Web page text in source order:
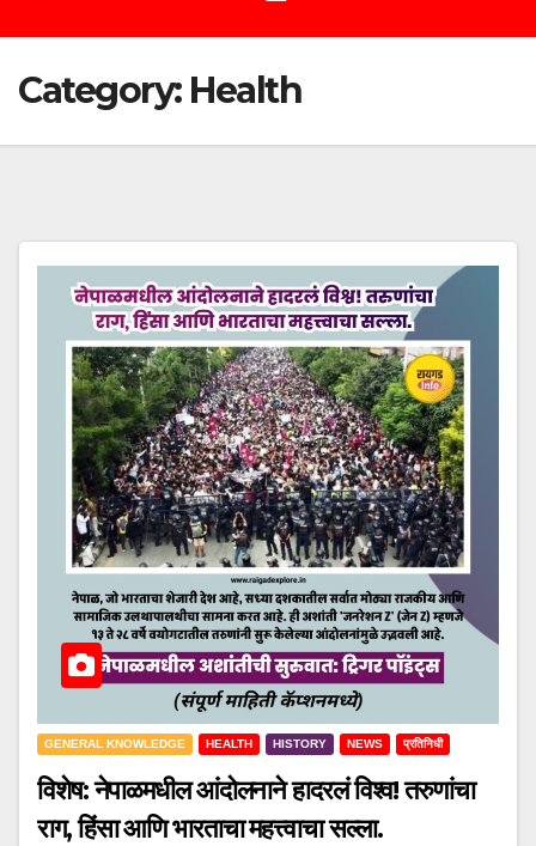
Category: Health
GENERAL KNOWLEDGE HEALTH HISTORY NEWS प्रतिनिधी
विशेष: नेपाळमधील आंदोलनाने हादरलं विश्व! तरुणांचा
राग, हिंसा आणि भारताचा महत्त्वाचा सल्ला.